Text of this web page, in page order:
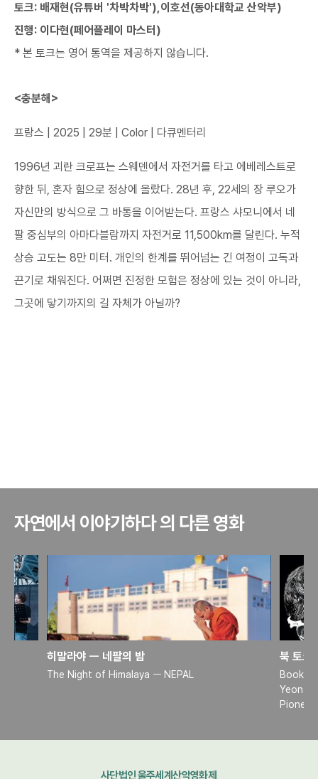
토크: 배재현(유튜버 '차박차박'),이호선(동아대학교 산악부)​
진행: 이다현(페어플레이 마스터)
* 본 토크는 영어 통역을 제공하지 않습니다.
<충분해>
프랑스 | 2025 | 29분 | Color | 다큐멘터리
1996년 괴란 크로프는 스웨덴에서 자전거를 타고 에베레스트로
향한 뒤, 혼자 힘으로 정상에 올랐다. 28년 후, 22세의 장 루오가
자신만의 방식으로 그 바통을 이어받는다. 프랑스 샤모니에서 네
팔 중심부의 아마다블람까지 자전거로 11,500km를 달린다. 누적
상승 고도는 8만 미터. 개인의 한계를 뛰어넘는 긴 여정이 고독과
끈기로 채워진다. 어쩌면 진정한 모험은 정상에 있는 것이 아니라,
그곳에 닿기까지의 길 자체가 아닐까? ​
자연에서 이야기하다 의 다른 영화
히말라야 ㅡ 네팔의 밤
The Night of Himalaya ㅡ NEPAL
Book
Yeon-
Pioneer
사단법인 울주세계산악영화제